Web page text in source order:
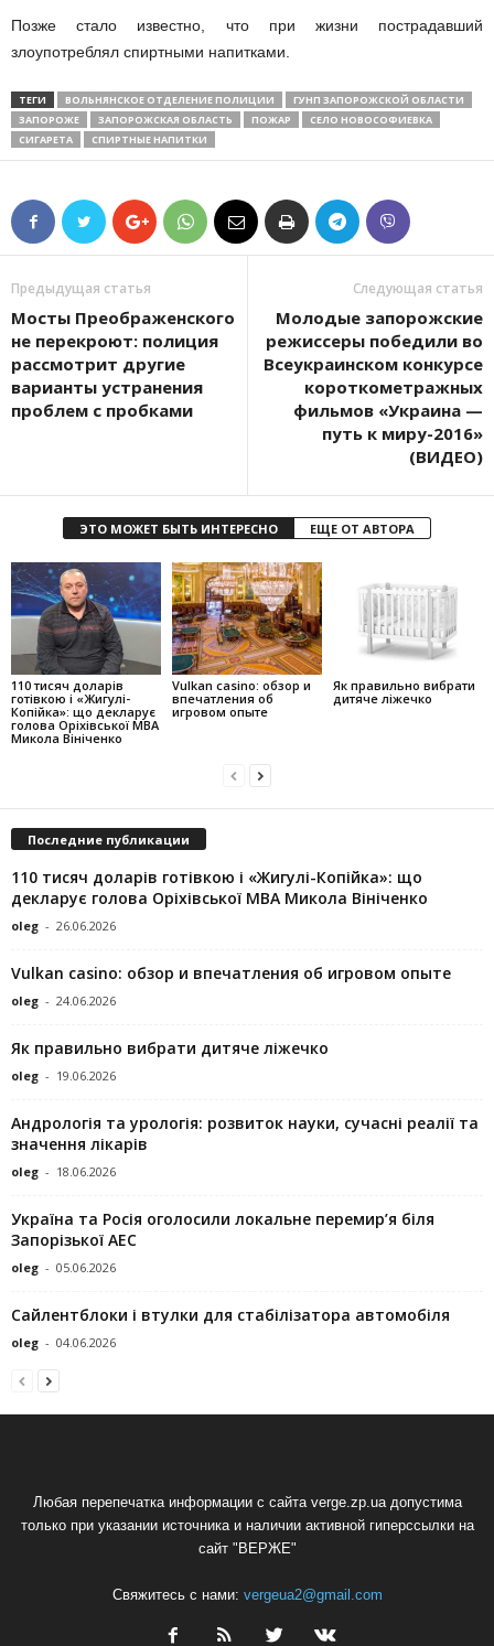
Позже стало известно, что при жизни пострадавший
злоупотреблял спиртными напитками.
ТЕГИ ВОЛЬНЯНСКОЕ ОТДЕЛЕНИЕ ПОЛИЦИИ
ГУНП ЗАПОРОЖСКОЙ ОБЛАСТИ
ЗАПОРОЖЕ
ЗАПОРОЖСКАЯ ОБЛАСТЬ ПОЖАР
СЕЛО НОВОСОФИЕВКА
СИГАРЕТА
СПИРТНЫЕ НАПИТКИ
Предыдущая статья
Мосты Преображенского
не перекроют: полиция
рассмотрит другие
варианты устранения
проблем с пробками
Следующая статья
Молодые запорожские
режиссеры победили во
Всеукраинском конкурсе
короткометражных
фильмов «Украина —
путь к миру-2016»
(ВИДЕО)
ЭТО МОЖЕТ БЫТЬ ИНТЕРЕСНО ЕЩЕ ОТ АВТОРА
110 тисяч доларів
готівкою і «Жигулі-
Копійка»: що декларує
голова Оріхівської МВА
Микола Вініченко
Vulkan casino: обзор и
впечатления об
игровом опыте
Як правильно вибрати
дитяче ліжечко
Последние публикации
110 тисяч доларів готівкою і «Жигулі-Копійка»: що
декларує голова Оріхівської МВА Микола Вініченко
oleg - 26.06.2026
Vulkan casino: обзор и впечатления об игровом опыте
oleg - 24.06.2026
Як правильно вибрати дитяче ліжечко
oleg - 19.06.2026
Андрологія та урологія: розвиток науки, сучасні реалії та
значення лікарів
oleg - 18.06.2026
Україна та Росія оголосили локальне перемир’я біля
Запорізької АЕС
oleg - 05.06.2026
Сайлентблоки і втулки для стабілізатора автомобіля
oleg - 04.06.2026
Любая перепечатка информации с сайта verge.zp.ua допустима
только при указании источника и наличии активной гиперссылки на
сайт "ВЕРЖЕ"
Свяжитесь с нами: vergeua2@gmail.com